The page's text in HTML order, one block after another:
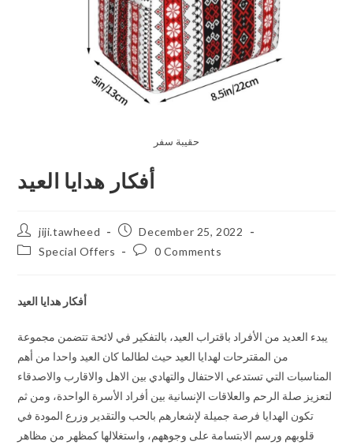
حقيبة سفر
أفكار هدايا العيد
jiji.tawheed
December 25, 2022
Special Offers
0 Comments
أفكار هدايا العيد
يبدء العديد من الأفراد باقتراب العيد، بالتفكير في لائحة تتضمن مجموعة
من المقترحات لهدايا العيد حيث لطالما كان العيد واحدا من أهم
المناسبات التي تستدعي الاحتفال والتهادي بين الاهل والاقارب والاصدقاء
لتعزيز صلة الرحم والعلاقات الإنسانية بين أفراد الأسرة الواحدة، ومن ثم
تكون الهدايا فرصة جميلة لإشعارهم بالحب والتقدير وزرع المودة في
قلوبهم ورسم الابتسامة على وجوههم، واستغلالها كمظهر من مظاهر